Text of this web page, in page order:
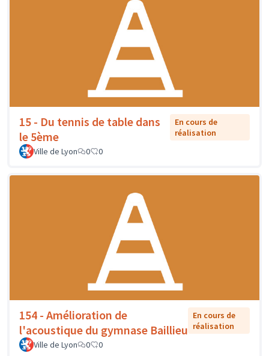
15 - Du tennis de table dans
le 5ème
En cours de
réalisation
Ville de Lyon
0 0
154 - Amélioration de
l'acoustique du gymnase Baillieu
En cours de
réalisation
Ville de Lyon
0 0